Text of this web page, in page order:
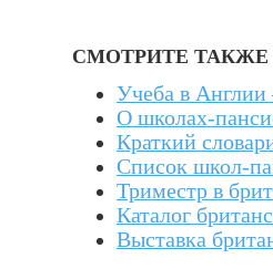
СМОТРИТЕ ТАКЖЕ
Учеба в Англии
О школах-
Краткий
Список школ-
Триместр в
Каталог
Выставка